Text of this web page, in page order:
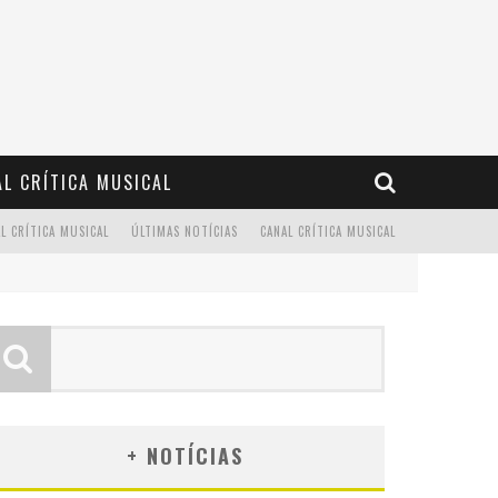
CRÍTICA MUSICAL
CANAL CRÍTICA MUSICAL
ÚLTIMAS NOTÍCIAS
CRÍTICA MUSICAL
+ NOTÍCIAS